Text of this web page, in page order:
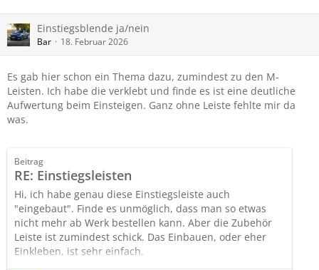
Einstiegsblende ja/nein
Bar 18. Februar 2026
Es gab hier schon ein Thema dazu, zumindest zu den M-
Leisten. Ich habe die verklebt und finde es ist eine deutliche
Aufwertung beim Einsteigen. Ganz ohne Leiste fehlte mir da
was.
Beitrag
RE: Einstiegsleisten
Hi, ich habe genau diese Einstiegsleiste auch
"eingebaut". Finde es unmöglich, dass man so etwas
nicht mehr ab Werk bestellen kann. Aber die Zubehör
Leiste ist zumindest schick. Das Einbauen, oder eher
Einkleben, ist sehr einfach.
Die Leiste hat den Kleber bereits angebracht. Als erstes